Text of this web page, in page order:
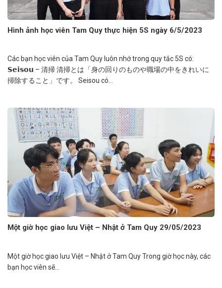
Hình ảnh học viên Tam Quy thực hiện 5S ngày 6/5/2023
Các bạn học viên của Tam Quy luôn nhớ trong quy tắc 5S có:
𝗦𝗲𝗶𝘀𝗼𝘂 – 清掃 清掃とは「身の回りのものや職場の中をきれいに
掃除すること」です。 Seisou có...
Một giờ học giao lưu Việt – Nhật ở Tam Quy 29/05/2023
Một giờ học giao lưu Việt – Nhật ở Tam Quy Trong giờ học này, các
bạn học viên sẽ...